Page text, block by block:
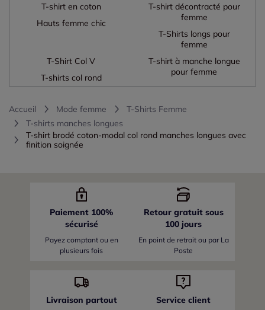
T-shirt en coton
Hauts femme chic
T-shirt décontracté pour
femme
T-Shirts longs pour
femme
T-Shirt Col V
T-shirts col rond
T-shirt à manche longue
pour femme
Accueil Mode femme
T-Shirts Femme
T-shirts manches longues
T-shirt brodé coton-modal col rond manches longues avec
finition soignée
Paiement 100%
sécurisé
Payez comptant ou en
plusieurs fois
Retour gratuit sous
100 jours
En point de retrait ou par La
Poste
Livraison partout Service client